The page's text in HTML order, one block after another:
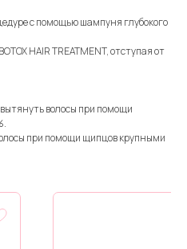
с помощью шампуня глубокого
HAIR TREATMENT, отступая от
волосы при помощи
при помощи щипцов крупными